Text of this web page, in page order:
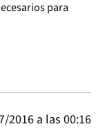
para
2016 a las 00:16